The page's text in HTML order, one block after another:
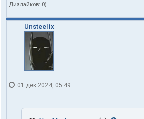
Дизлайков: 0)
Unsteelix
01 дек 2024, 05:49